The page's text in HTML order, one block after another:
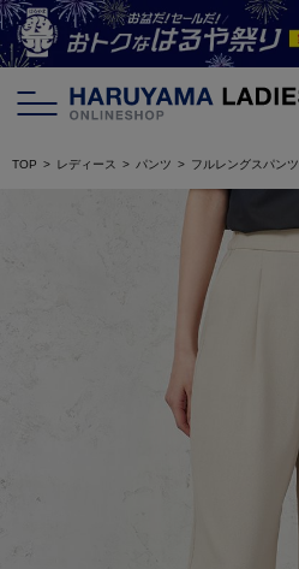
TOP レディース パンツ フルレングスパンツ